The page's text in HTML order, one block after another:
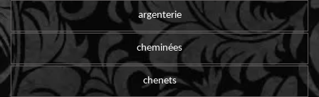
argenterie
cheminées
chenets